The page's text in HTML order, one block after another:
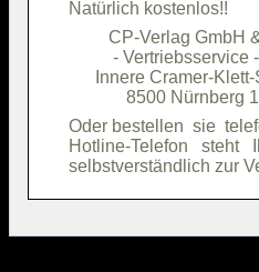
CP-Verlag
-
Innere Cramer-
Oder bestellen  sie
Hotline-Telefon   steht